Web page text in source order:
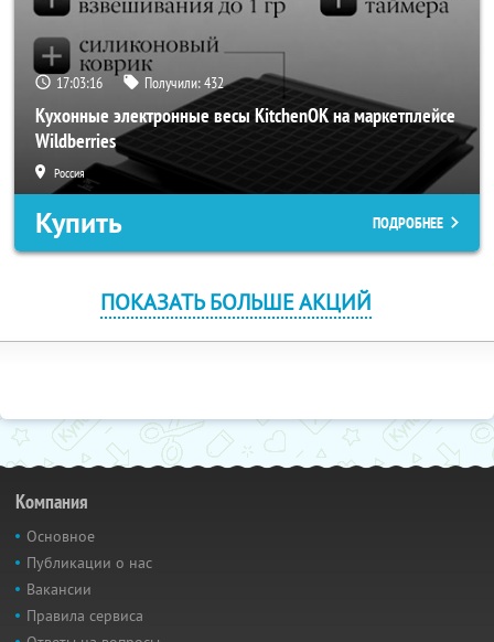
17:03:16 Получили:432
Кухонные электронные весы KitchenOK на маркетплейсе
Wildberries
Россия
Купить ПОДРОБНЕЕ
ПОКАЗАТЬ БОЛЬШЕ АКЦИЙ
Компания
Основное
Публикации о нас
Вакансии
Правила сервиса